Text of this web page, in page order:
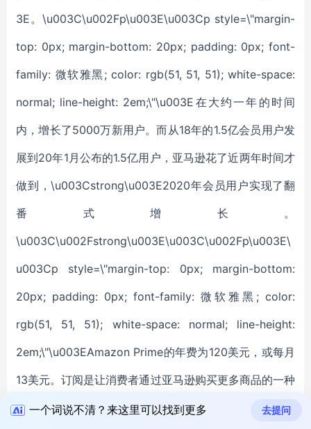
一个词说不清？来这里可以找到更多 去提问